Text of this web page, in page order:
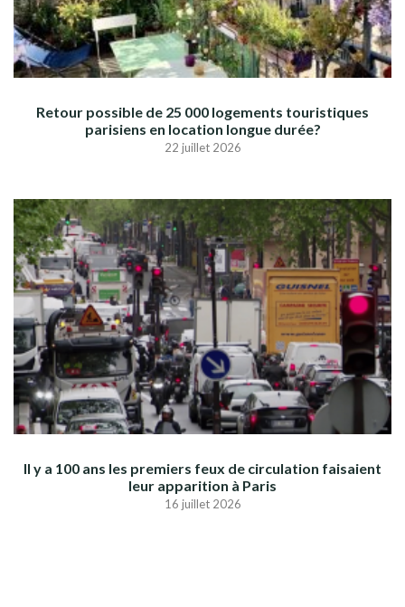
Retour possible de 25 000 logements touristiques
parisiens en location longue durée?
22 juillet 2026
Il y a 100 ans les premiers feux de circulation faisaient
leur apparition à Paris
16 juillet 2026